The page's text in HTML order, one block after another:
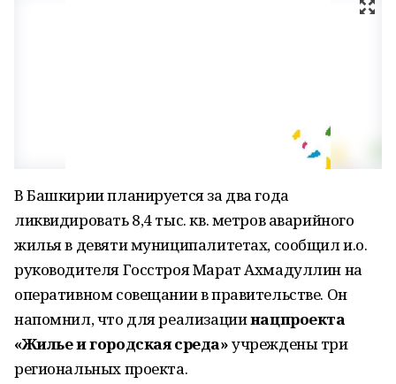
В Башкирии планируется за два года
ликвидировать 8,4 тыс. кв. метров аварийного
жилья в девяти муниципалитетах, сообщил и.о.
руководителя Госстроя Марат Ахмадуллин на
оперативном совещании в правительстве. Он
напомнил, что для реализациинацпроекта
«Жилье и городская среда»учреждены три
региональных проекта.